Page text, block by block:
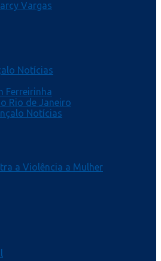
Vargas
Notícias
Ferreirinha
Rio de Janeiro
Notícias
a Violência a Mulher